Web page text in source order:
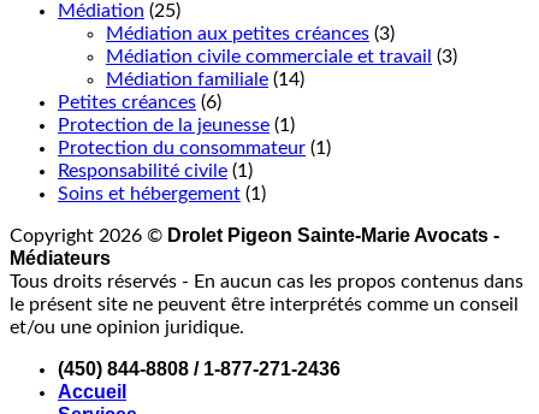
Médiation (25)
Médiation aux petites créances (3)
Médiation civile commerciale et travail (3)
Médiation familiale (14)
Petites créances (6)
Protection de la jeunesse (1)
Protection du consommateur (1)
Responsabilité civile (1)
Soins et hébergement (1)
Copyright 2026 © Drolet Pigeon Sainte-Marie Avocats -
Médiateurs
Tous droits réservés - En aucun cas les propos contenus dans
le présent site ne peuvent être interprétés comme un conseil
et/ou une opinion juridique.
(450) 844-8808 / 1-877-271-2436
Accueil